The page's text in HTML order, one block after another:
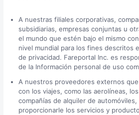
A nuestras filiales corporativas,
subsidiarias, empresas conjuntas u
el mundo que estén bajo el mismo
nivel mundial para los fines descritos
de privacidad. Fareportal Inc. es
de la Información personal de uso
A nuestros proveedores externos
con los viajes, como las aerolíneas,
compañías de alquiler de
proporcionarle los servicios y